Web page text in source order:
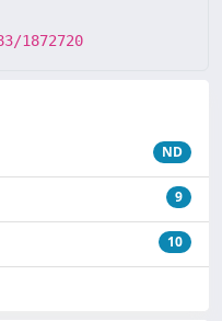
1872720
ND
9
10